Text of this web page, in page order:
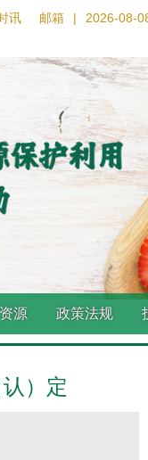
讯 邮箱 | 2026-08-
源 政策法规
）定